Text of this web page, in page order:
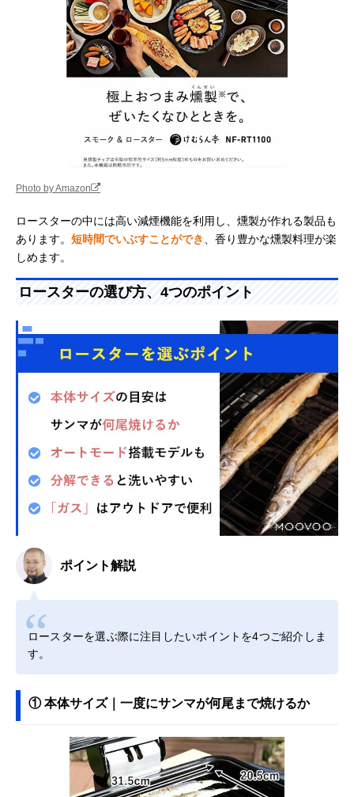
Photo by Amazon
ロースターの中には高い減煙機能を利用し、燻製が作れる製品も
あります。 短時間でいぶすことができ
、香り豊かな燻製料理が楽
しめます。
ロースターの選び方、4つのポイント
ポイント解説
ロースターを選ぶ際に注目したいポイントを4つご紹介しま
す。
① 本体サイズ｜一度にサンマが何尾まで焼けるか